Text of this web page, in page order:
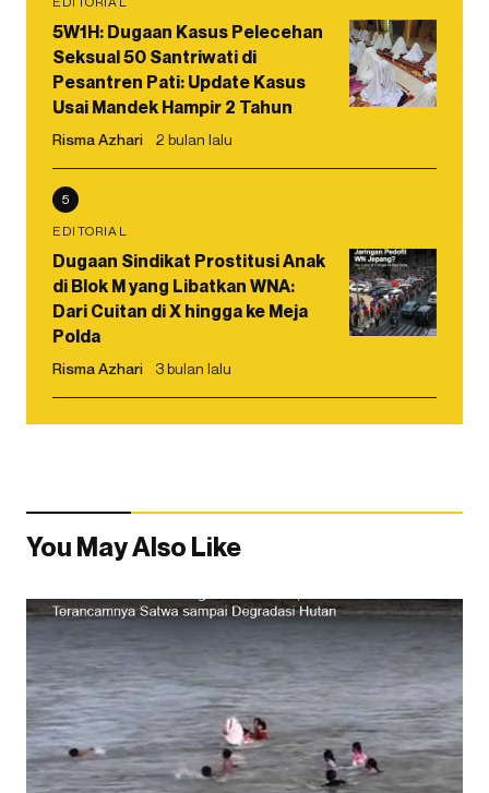
5W1H: Dugaan Kasus Pelecehan
Seksual 50 Santriwati di
Pesantren Pati: Update Kasus
Usai Mandek Hampir 2 Tahun
Risma Azhari 2 bulan lalu
5
EDITORIAL
Dugaan Sindikat Prostitusi Anak
di Blok M yang Libatkan WNA:
Dari Cuitan di X hingga ke Meja
Polda
Risma Azhari 3 bulan lalu
You May Also Like